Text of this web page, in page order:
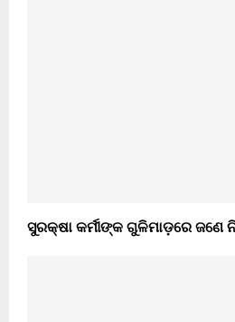
ସୁରକ୍ଷା କର୍ମୀଙ୍କ ଗୁଳିମାଡ଼ରେ ଜଣେ